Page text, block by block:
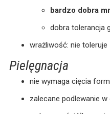
bardzo dobra
dobra tolerancja
wrażliwość: nie toleruje
Pielęgnacja
nie wymaga cięcia
zalecane podlewanie